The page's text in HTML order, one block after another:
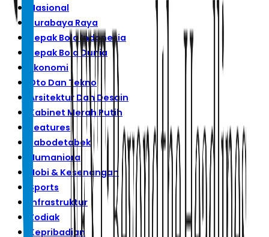
Nasional
Surabaya Raya
Sepak Bola Indonesia
Sepak Bola Dunia
Ekonomi
Oto Dan Tekno
Arsitektur Dan Desain
Kabinet Merah Putih
Features
Jabodetabek
Humaniora
Hobi & Kesenangan
Sports
Infrastruktur
Zodiak
Kepribadian